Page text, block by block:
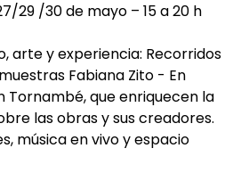
29 /30 de mayo – 15 a 20 h
arte y experiencia: Recorridos
Fabiana Zito - En
Tornambé, que enriquecen la
las obras y sus creadores.
música en vivo y espacio